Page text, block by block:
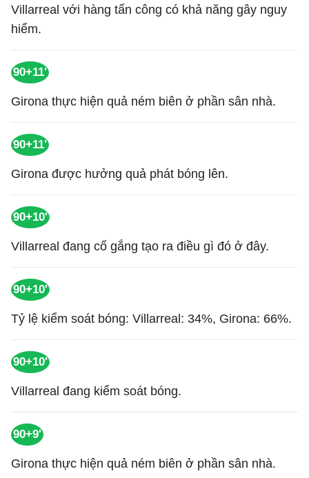
Villarreal với hàng tấn công có khả năng gây nguy
hiểm.
90+11'
Girona thực hiện quả ném biên ở phần sân nhà.
90+11'
Girona được hưởng quả phát bóng lên.
90+10'
Villarreal đang cố gắng tạo ra điều gì đó ở đây.
90+10'
Tỷ lệ kiểm soát bóng: Villarreal: 34%, Girona: 66%.
90+10'
Villarreal đang kiểm soát bóng.
90+9'
Girona thực hiện quả ném biên ở phần sân nhà.